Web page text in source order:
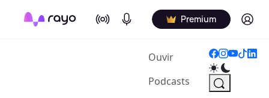
On Air Podcasts Premium Log in
Ouvir(current)
Podcasts